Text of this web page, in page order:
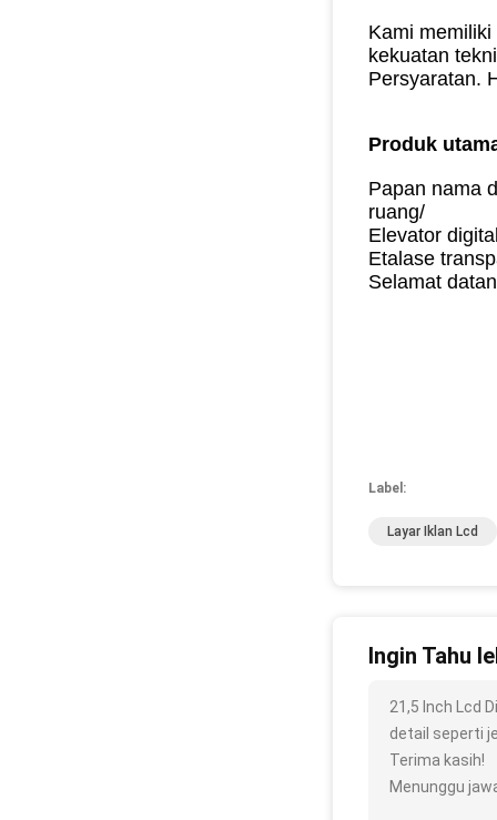
Kami
kekuatan
Persyaratan.
Produk
Papan nama
ruang/
Elevator
Etalase
Selamat
Label:
Layar Iklan Lcd
Ingin Tahu
21,5 Inch Lcd
detail seperti
Terima kasih!
Menunggu